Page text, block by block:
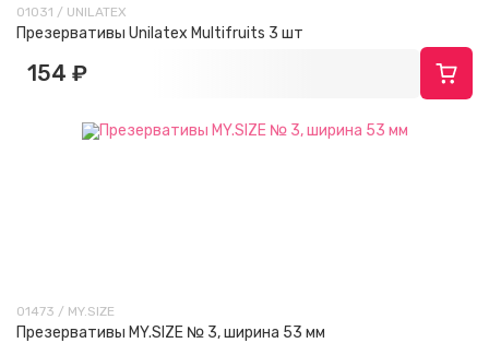
01031 / UNILATEX
Презервативы Unilatex Multifruits 3 шт
154 ₽
01473 / MY.SIZE
Презервативы MY.SIZE № 3, ширина 53 мм